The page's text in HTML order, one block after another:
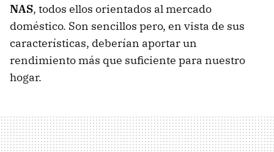
NAS, todos ellos orientados al mercado
doméstico. Son sencillos pero, en vista de sus
características, deberían aportar un
rendimiento más que suficiente para nuestro
hogar.